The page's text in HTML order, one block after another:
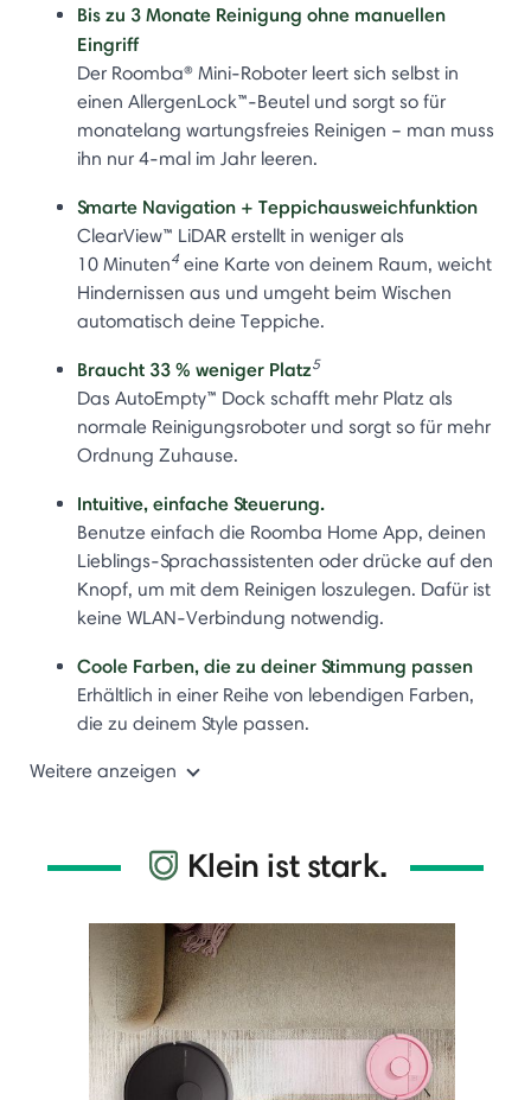
Bis zu 3 Monate Reinigung ohne manuellen
Eingriff
Der Roomba® Mini-Roboter leert sich selbst in
einen AllergenLock™-Beutel und sorgt so für
monatelang wartungsfreies Reinigen – man muss
ihn nur 4-mal im Jahr leeren.
Smarte Navigation + Teppichausweichfunktion
ClearView™ LiDAR erstellt in weniger als
10 Minuten4 eine Karte von deinem Raum, weicht
Hindernissen aus und umgeht beim Wischen
automatisch deine Teppiche.
Braucht 33 % weniger Platz5
Das AutoEmpty™ Dock schafft mehr Platz als
normale Reinigungsroboter und sorgt so für mehr
Ordnung Zuhause.
Intuitive, einfache Steuerung.
Benutze einfach die Roomba Home App, deinen
Lieblings-Sprachassistenten oder drücke auf den
Knopf, um mit dem Reinigen loszulegen. Dafür ist
keine WLAN-Verbindung notwendig.
Coole Farben, die zu deiner Stimmung passen
Erhältlich in einer Reihe von lebendigen Farben,
die zu deinem Style passen.
Weitere anzeigen
Klein ist stark.